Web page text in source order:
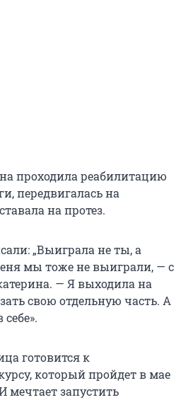
проходила реабилитацию
передвигалась на
на протез.
„Выиграла не ты, а
мы тоже не выиграли, — с
— Я выходила на
свою отдельную часть. А
готовится к
который пройдет в мае
мечтает запустить